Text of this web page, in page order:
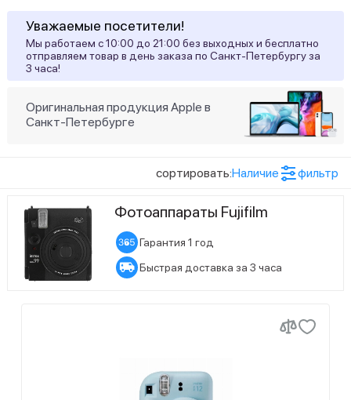
Уважаемые посетители!
Мы работаем с 10:00 до 21:00 без выходных и бесплатно
отправляем товар в день заказа по Санкт-Петербургу за
3 часа!
Оригинальная продукция Apple в
Санкт-Петербурге
сортировать:Наличие фильтр
Оранжевый
Статус наличия
Ожидается поступление 13
Фотоаппараты Fujifilm
Гарантия 1 год
Быстрая доставка за 3 часа